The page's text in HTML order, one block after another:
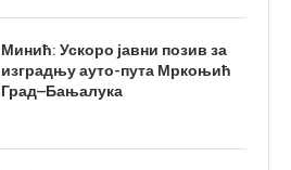
Минић: Ускоро јавни позив за
изградњу ауто-пута Мркоњић
Град–Бањалука